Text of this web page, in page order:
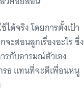
ได้จริง โดยการตั้งเป้า
สอนลูกเรื่องอะไร ซึ่ง
รกับอารมณ์ตัวเอง
รธ แทนที่จะตีเพื่อนหนู